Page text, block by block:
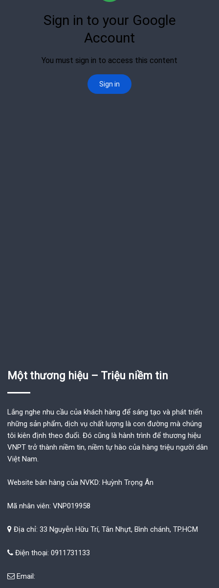
Một thương hiệu – Triệu niềm tin
Lắng nghe nhu cầu của khách hàng để sáng tạo và phát triển
những sản phẩm, dịch vụ chất lượng là con đường mà chúng
tôi kiên định theo đuổi. Đó cũng là hành trình để thương hiệu
VNPT trở thành niềm tin, niềm tự hào của hàng triệu người dân
Việt Nam.
Website bán hàng của NVKD: Huỳnh Trọng Ân
Mã nhân viên: VNP019958
Địa chỉ: 33 Nguyễn Hữu Trí, Tân Nhựt, Bình chánh, TP.HCM
Điện thoại: 0911731133
Email: